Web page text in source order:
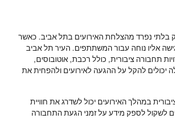
בלתי נפרד מהצלחת האירועים בתל אביב. כאשר
אליו נוחה עבור המשתתפים. העיר תל אביב
תחבורה ציבורית, כולל רכבת, אוטובוסים,
יכולים להקל על ההגעה לאירועים ולהפחית את
במהלך האירועים יכול לשדרג את חוויית
לשקול לספק מידע על זמני הגעת התחבורה